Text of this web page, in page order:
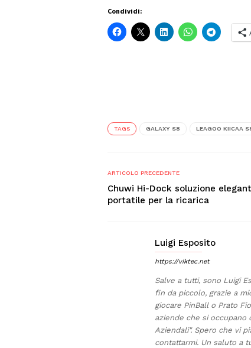
Condividi:
TAGS GALAXY S8 LEAGOO KIICAA
ARTICOLO PRECEDENTE
Chuwi Hi-Dock soluzione
portatile per la ricarica
Luigi Esposito
https://viktec.net
Salve a tutti, sono Luigi
fin da piccolo, grazie a
giocare PinBall o Prato
aziende che si
Aziendali". Spero che vi
contattarmi. Un saluto a